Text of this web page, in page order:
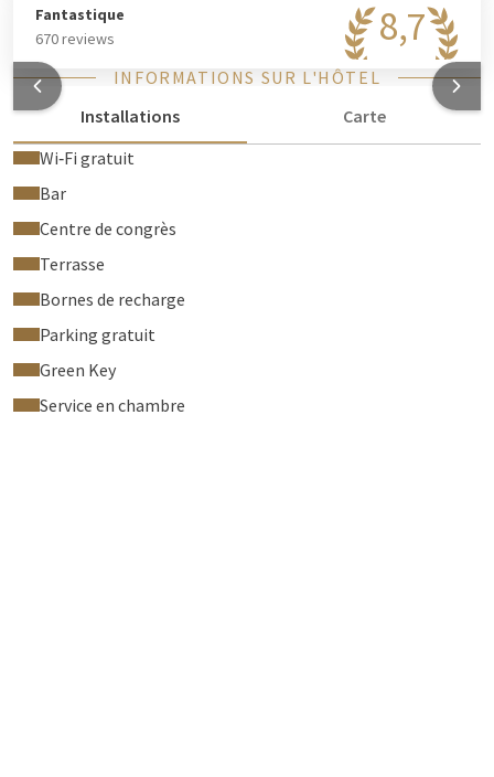
8,7
Fantastique
670 reviews
INFORMATIONS SUR L'HÔTEL
Installations
Carte
Wi‑Fi gratuit
Bar
Centre de congrès
Terrasse
Bornes de recharge
Parking gratuit
Green Key
Service en chambre